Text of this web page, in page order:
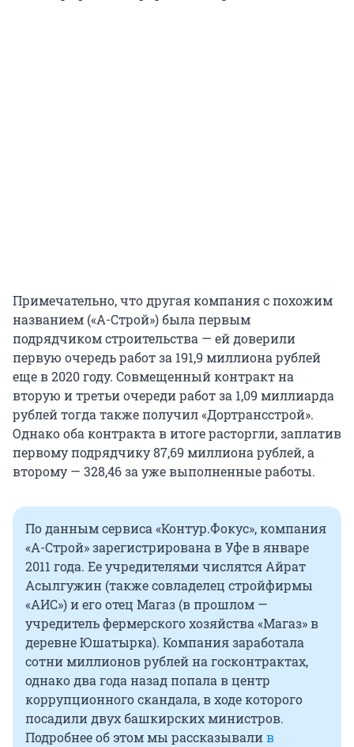
Примечательно, что другая компания с похожим
названием («А-Строй») была первым
подрядчиком строительства — ей доверили
первую очередь работ за 191,9 миллиона рублей
еще в 2020 году. Совмещенный контракт на
вторую и третьи очереди работ за 1,09 миллиарда
рублей тогда также получил «Дортрансстрой».
Однако оба контракта в итоге расторгли, заплатив
первому подрядчику 87,69 миллиона рублей, а
второму — 328,46 за уже выполненные работы.
По данным сервиса «Контур.Фокус», компания
«А-Строй» зарегистрирована в Уфе в январе
2011 года. Ее учредителями числятся Айрат
Асылгужин (также совладелец стройфирмы
«АИС») и его отец Магаз (в прошлом —
учредитель фермерского хозяйства «Магаз» в
деревне Юшатырка). Компания заработала
сотни миллионов рублей на госконтрактах,
однако два года назад попала в центр
коррупционного скандала, в ходе которого
посадили двух башкирских министров.
Подробнее об этом мы рассказывалив